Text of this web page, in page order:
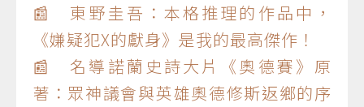
📰 東野圭吾：本格推理的作品中，
《嫌疑犯X的獻身》是我的最高傑作！
📰 名導諾蘭史詩大片《奧德賽》原
著：眾神議會與英雄奧德修斯返鄉的序